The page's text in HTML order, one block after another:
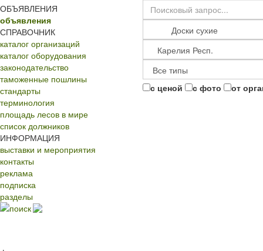
ОБЪЯВЛЕНИЯ
объявления
СПРАВОЧНИК
каталог организаций
каталог оборудования
законодательство
таможенные пошлины
стандарты
терминология
площадь лесов в мире
список должников
ИНФОРМАЦИЯ
выставки и мероприятия
контакты
реклама
подписка
разделы
поиск
с ценой с фото от